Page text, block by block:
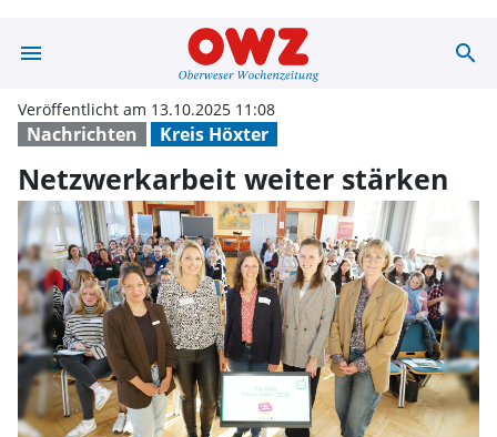
menu Netzwerkarbeit
search
Nachrichten Kreis Höxter
Veröffentlicht am 13.10.2025 11:08
Netzwerkarbeit weiter stärken